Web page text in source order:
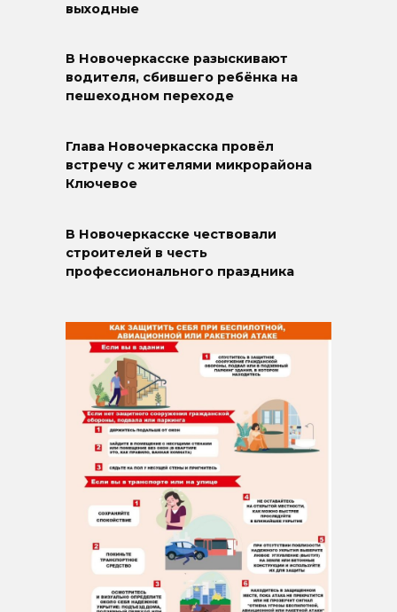
выходные
В Новочеркасске разыскивают
водителя, сбившего ребёнка на
пешеходном переходе
Глава Новочеркасска провёл
встречу с жителями микрорайона
Ключевое
В Новочеркасске чествовали
строителей в честь
профессионального праздника